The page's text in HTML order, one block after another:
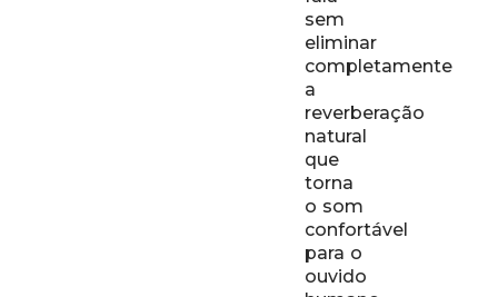
sem
eliminar
completamente
a
reverberação
natural
que
torna
o som
confortável
para o
ouvido